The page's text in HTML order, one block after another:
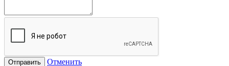
Отправить Отменить